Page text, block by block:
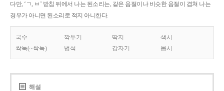
다만, ‘ㄱ, ㅂ’ 받침 뒤에서 나는 된소리는, 같은 음절이나 비슷한 음절이 겹쳐 나는
경우가 아니면 된소리로 적지 아니한다.
국수 깍두기 딱지
색시
싹둑(~싹둑)
법석 갑자기 몹시
해설